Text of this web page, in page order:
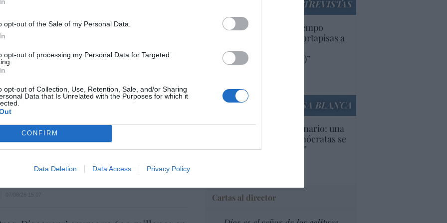
opt-out of the Sale of my Personal Data.
opt-out of processing my Personal Data for Targeted
opt-out of Collection, Use, Retention, Sale, and/or Sharing
Data that Is Unrelated with the Purposes for which it
CONFIRM
Data Deletion Data Access Privacy Policy
imposible de los Entrecanales: deuda al
a la baja y reputación en
07/08/26 15:51
se hace con un proyecto IRIS-2 de
ENTREVISTAS
“Europa lleva mucho tiempo
poniendo aranceles y cortapisas a
productos y compañías
americanas (y europeas)”
LA CASA BLANCA
EEUU. Inquietante escenario: una
tercera parte de los demócratas se
define como “socialista”
Cartas al director